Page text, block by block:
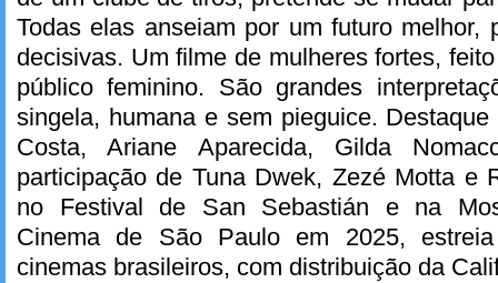
Todas elas anseiam por um futuro melhor,
decisivas. Um filme de mulheres fortes,
público feminino. São grandes
singela, humana e sem pieguice.
Costa, Ariane Aparecida, Gilda
participação de Tuna Dwek, Zezé Motta e
no Festival de San Sebastián e na
Cinema de São Paulo em 2025,
cinemas brasileiros, com distribuição da